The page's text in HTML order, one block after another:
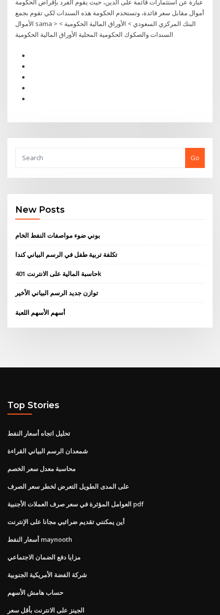
عبارة عن استثمارات قائمة على الدين، حيث يقوم الفرد بإقراض الحكومة
أموال مقابل سعر فائدة، وتستخدم الحكومة هذه السندات لكي تقوم بجمع
الأموال sama > البنك المركزي السعودي > الأوراق المالية الحكومية >
السندات والصكوك الحكومية المحلية الأوراق المالية الحكومية
Go
New Posts
بوني ضوء مواصفات النفط الخام
تكلفة تربية طفل في الرسم البياني كندا
حاسبة المالية على الانترنت 401k
توازن جديد الرسم البياني الأخير
أسهم الأسهم اللعبة
Top Stories
تحليل اتجاه أسعار النفط
شمعدان الرسم البياني القراءة
محاسبة معدل سعر الخصم
على المدى الطويل التعرض لخطر سعر الصرف
العوامل المؤثرة في سعر صرف العملات الأجنبية pdf
أين يمكنني تقديم ضرائبي مجانا على الإنترنت
أسعار النفط maynooth
مزايا دفع الضمان الاجتماعي
شركة الفضة الأمريكية الجنوبية
حساب هامش الأسهم
الجينز على الانترنت بأقل سعر